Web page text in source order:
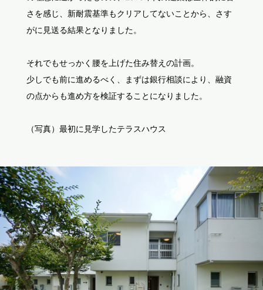
さを感じ、新耐震基準もクリアしてないことから、さす
がに見送る結果となりました。
それでもせっかく腰を上げた住み替えの計画。
少しでも前に進めるべく、まずは銀行相談により、融資
の点からも進め方を検証することになりました。
（写真）最初に見学したテラスハウス